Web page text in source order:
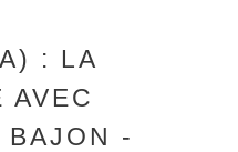
: LA
AVEC
BAJON -